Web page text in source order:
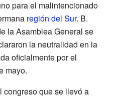
para el malintencionado
región del Sur. B.
la Asamblea General se
la neutralidad en la
oficialmente por el
mayo.
que se llevó a